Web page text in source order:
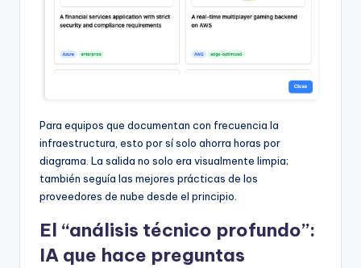
Para equipos que documentan con frecuencia la
infraestructura, esto por sí solo ahorra horas por
diagrama. La salida no solo era visualmente limpia;
también seguía las mejores prácticas de los
proveedores de nube desde el principio.
El “análisis técnico profundo”:
IA que hace preguntas